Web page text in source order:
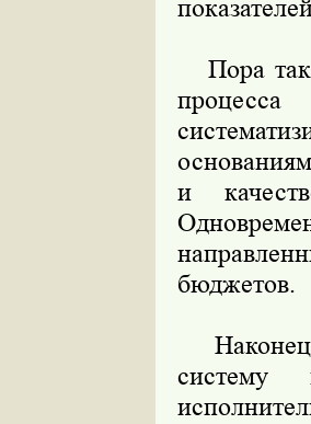
Пора
и
бюджетов.
систему